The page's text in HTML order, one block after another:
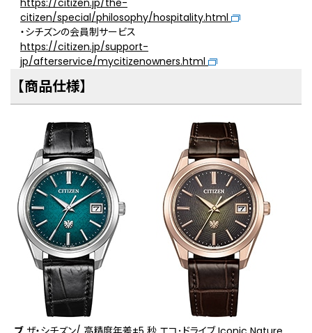
citizen/special/philosophy/hospitality.html
・シチズンの会員制サービス
https://citizen.jp/support-
jp/afterservice/mycitizenowners.html
【商品仕様】